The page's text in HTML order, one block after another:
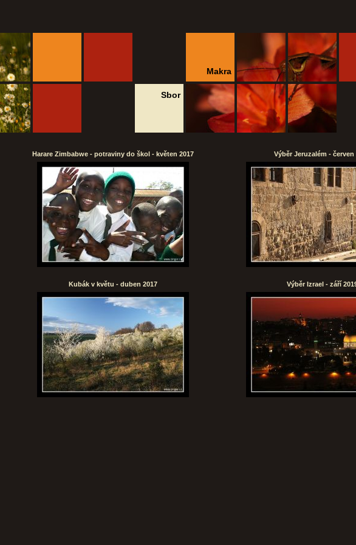
Makra
Sbor
Harare Zimbabwe - potraviny do škol - květen 2017 Výběr Jeruzalém - červen
Kubák v květu - duben 2017 Výběr Izrael - září